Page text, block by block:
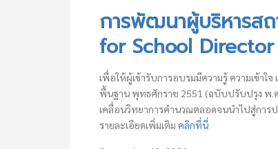
การพัฒนาผู้บริหารส
for School Director
เพื่อให้ผู้เข้ารับการอบรมมีความรู้ ความเข้า
พื้นฐาน พุทธศักราช 2551 (ฉบับปรับปรุง พ.ศ.
เคลื่อนวิทยาการคำนวณตลอดจนนำไปสู่กา
รายละเอียดเพิ่มเติม คลิกที่นี่